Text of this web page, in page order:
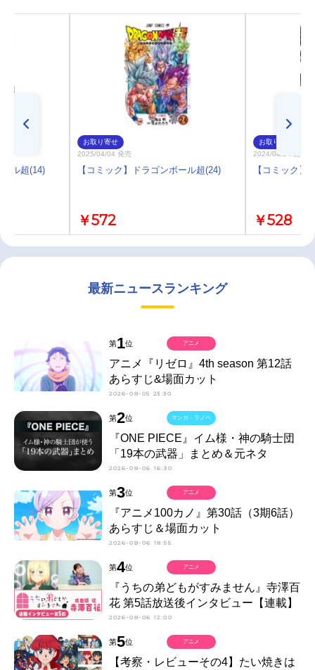
ル超(14)
お取り寄せ
2025/04/04 発売
【コミック】ドラゴンボール超(24)
￥572
お取り寄せ
2024/04/04 発売
【コミック】
￥528
最新ニュースランキング
第1位
アニメ『リゼロ』4th season 第12話
あらすじ&場面カット
2026-08-05 23:30
アニメ
第2位
『ONE PIECE』イム様・神の騎士団
「19本の武器」まとめ＆元ネタ
2026-08-06 16:30
マンガ・ラノベ
第3位
『アニメ100カノ』第30話（3期6話）
あらすじ＆場面カット
2026-08-06 18:55
アニメ
第4位
『うちの弟どもがすみません』寺澤百
花 第5話放送後インタビュー【連載】
2026-08-06 12:00
アニメ
第5位
【考察・レビューその4】たい焼きは
アニメ